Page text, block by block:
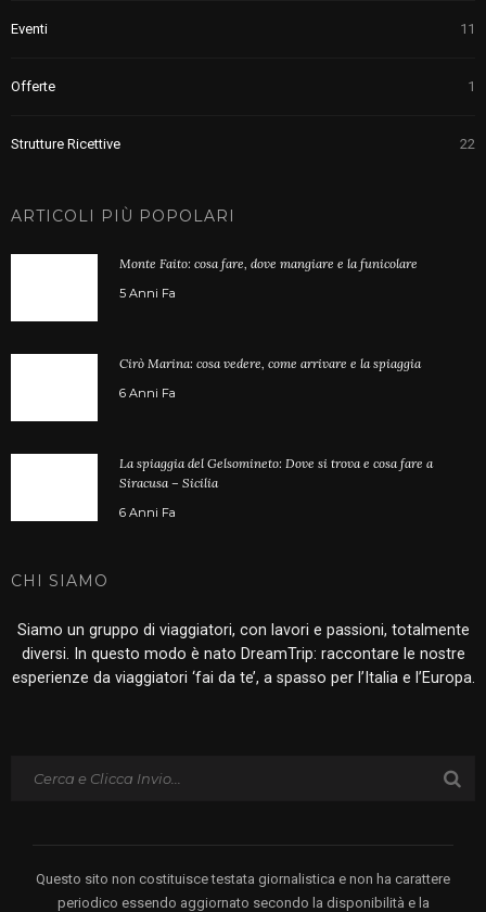
Eventi 11
Offerte 1
Strutture Ricettive 22
ARTICOLI PIÙ POPOLARI
Monte Faito: cosa fare, dove mangiare e la funicolare
5 Anni Fa
Cirò Marina: cosa vedere, come arrivare e la spiaggia
6 Anni Fa
La spiaggia del Gelsomineto: Dove si trova e cosa fare a
Siracusa – Sicilia
6 Anni Fa
CHI SIAMO
Siamo un gruppo di viaggiatori, con lavori e passioni, totalmente
diversi. In questo modo è nato DreamTrip: raccontare le nostre
esperienze da viaggiatori ‘fai da te’, a spasso per l’Italia e l’Europa.
Questo sito non costituisce testata giornalistica e non ha carattere
periodico essendo aggiornato secondo la disponibilità e la